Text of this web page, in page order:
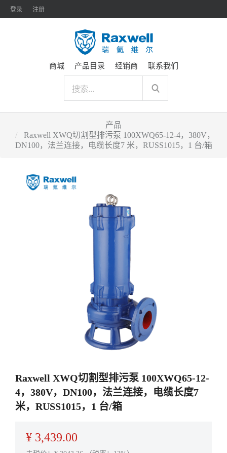
登录 注册
商城 产品目录 经销商 联系我们
产品
Raxwell XWQ切割型排污泵 100XWQ65-12-4，380V，
DN100，法兰连接，电缆长度7 米，RUSS1015，1 台/箱
Raxwell XWQ切割型排污泵 100XWQ65-12-
4，380V，DN100，法兰连接，电缆长度7
米，RUSS1015，1 台/箱
¥ 3,439.00